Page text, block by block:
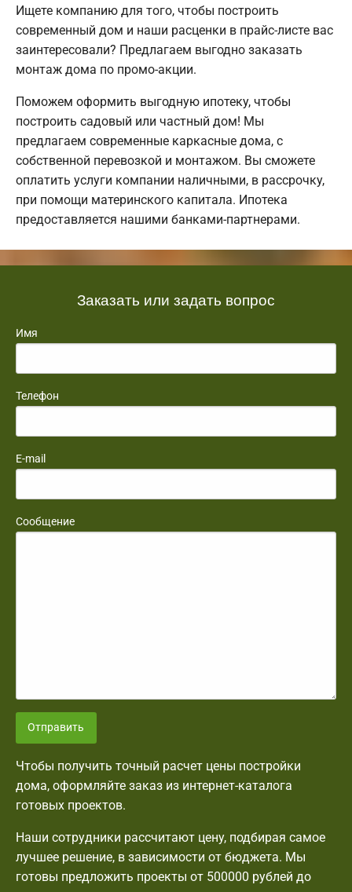
Ищете компанию для того, чтобы построить
современный дом и наши расценки в прайс-листе вас
заинтересовали? Предлагаем выгодно заказать
монтаж дома по промо-акции.
Поможем оформить выгодную ипотеку, чтобы
построить садовый или частный дом! Мы
предлагаем современные каркасные дома, с
собственной перевозкой и монтажом. Вы сможете
оплатить услуги компании наличными, в рассрочку,
при помощи материнского капитала. Ипотека
предоставляется нашими банками-партнерами.
Заказать или задать вопрос
Имя
Телефон
E-mail
Сообщение
Отправить
Чтобы получить точный расчет цены постройки
дома, оформляйте заказ из интернет-каталога
готовых проектов.
Наши сотрудники рассчитают цену, подбирая самое
лучшее решение, в зависимости от бюджета. Мы
готовы предложить проекты от 500000 рублей до